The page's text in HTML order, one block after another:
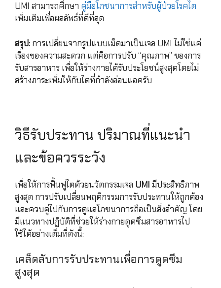
UMI สามารถศึกษา คู่มือโภชนาการสำหรับผู้ป่วยโรคไต
เพิ่มเติมเพื่อผลลัพธ์ที่ดีที่สุด
สรุป: การเปลี่ยนจากรูปแบบเม็ดมาเป็นเจล UMI ไม่ใช่แค่
เรื่องของความสะดวก แต่คือการปรับ “คุณภาพ” ของการ
รับสารอาหาร เพื่อให้ร่างกายได้รับประโยชน์สูงสุดโดยไม่
สร้างภาระเพิ่มให้กับไตที่กำลังอ่อนแอครับ
วิธีรับประทาน ปริมาณที่แนะนำ
และข้อควรระวัง
เพื่อให้การฟื้นฟูไตด้วยนวัตกรรมเจล UMI มีประสิทธิภาพ
สูงสุด การปรับเปลี่ยนพฤติกรรมการรับประทานให้ถูกต้อง
และควบคู่ไปกับการดูแลโภชนาการถือเป็นสิ่งสำคัญ โดย
มีแนวทางปฏิบัติที่ช่วยให้ร่างกายดูดซึมสารอาหารไป
ใช้ได้อย่างเต็มที่ดังนี้:
เคล็ดลับการรับประทานเพื่อการดูดซึม
สูงสุด